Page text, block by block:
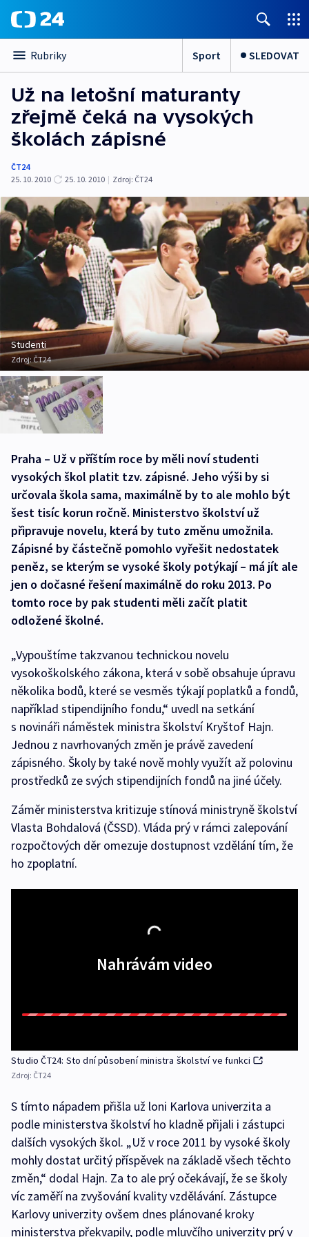
Rubriky Sport SLEDOVAT
Už na letošní maturanty
zřejmě čeká na vysokých
školách zápisné
ČT24
25. 10. 2010
25. 10. 2010 | Zdroj: ČT24
Studenti
Zdroj:ČT24
Praha – Už v příštím roce by měli noví studenti
vysokých škol platit tzv. zápisné. Jeho výši by si
určovala škola sama, maximálně by to ale mohlo být
šest tisíc korun ročně. Ministerstvo školství už
připravuje novelu, která by tuto změnu umožnila.
Zápisné by částečně pomohlo vyřešit nedostatek
peněz, se kterým se vysoké školy potýkají – má jít ale
jen o dočasné řešení maximálně do roku 2013. Po
tomto roce by pak studenti měli začít platit
odložené školné.
„Vypouštíme takzvanou technickou novelu
vysokoškolského zákona, která v sobě obsahuje úpravu
několika bodů, které se vesměs týkají poplatků a fondů,
například stipendijního fondu,“ uvedl na setkání
s novináři náměstek ministra školství Kryštof Hajn.
Jednou z navrhovaných změn je právě zavedení
zápisného. Školy by také nově mohly využít až polovinu
prostředků ze svých stipendijních fondů na jiné účely.
Záměr ministerstva kritizuje stínová ministryně školství
Vlasta Bohdalová (ČSSD). Vláda prý v rámci zalepování
rozpočtových děr omezuje dostupnost vzdělání tím, že
ho zpoplatní.
Nahrávám video
Studio ČT24: Sto dní působení ministra školství ve funkci
Zdroj: ČT24
S tímto nápadem přišla už loni Karlova univerzita a
podle ministerstva školství ho kladně přijali i zástupci
dalších vysokých škol. „Už v roce 2011 by vysoké školy
mohly dostat určitý příspěvek na základě všech těchto
změn,“ dodal Hajn. Za to ale prý očekávají, že se školy
víc zaměří na zvyšování kvality vzdělávání. Zástupce
Karlovy univerzity ovšem dnes plánované kroky
ministerstva překvapily, podle mluvčího univerzity prý v